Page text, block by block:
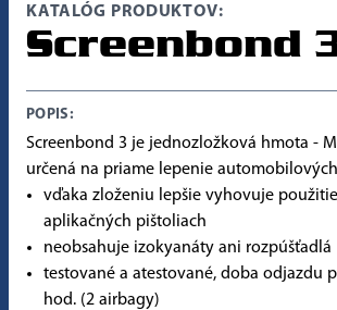
KATALÓG PRODUKTOV:
Screenbond
POPIS:
Screenbond 3 je jednozložková hmota -
určená na priame lepenie
vďaka zloženiu lepšie vyhovuje
aplikačných pištoliach
neobsahuje izokyanáty ani rozpúšťadlá
testované a atestované, doba odjazdu
hod. (2 airbagy)